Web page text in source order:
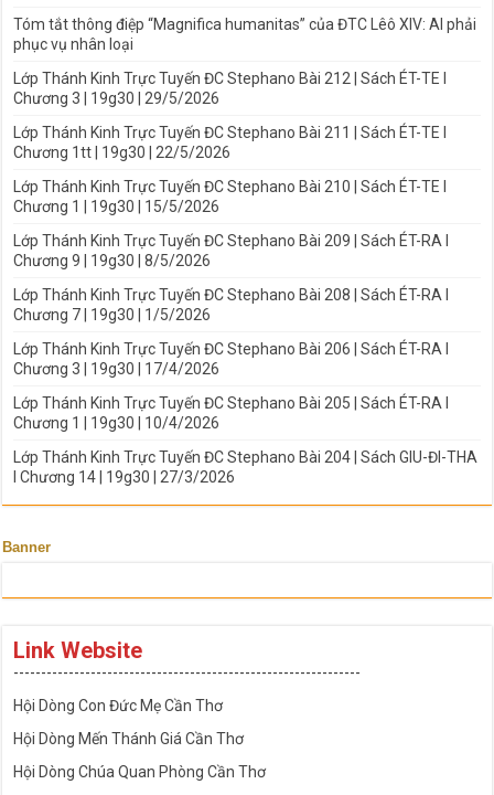
Tóm tắt thông điệp “Magnifica humanitas” của ĐTC Lêô XIV: AI phải
phục vụ nhân loại
Lớp Thánh Kinh Trực Tuyến ĐC Stephano Bài 212 | Sách ÉT-TE I
Chương 3 | 19g30 | 29/5/2026
Lớp Thánh Kinh Trực Tuyến ĐC Stephano Bài 211 | Sách ÉT-TE I
Chương 1tt | 19g30 | 22/5/2026
Lớp Thánh Kinh Trực Tuyến ĐC Stephano Bài 210 | Sách ÉT-TE I
Chương 1 | 19g30 | 15/5/2026
Lớp Thánh Kinh Trực Tuyến ĐC Stephano Bài 209 | Sách ÉT-RA I
Chương 9 | 19g30 | 8/5/2026
Lớp Thánh Kinh Trực Tuyến ĐC Stephano Bài 208 | Sách ÉT-RA I
Chương 7 | 19g30 | 1/5/2026
Lớp Thánh Kinh Trực Tuyến ĐC Stephano Bài 206 | Sách ÉT-RA I
Chương 3 | 19g30 | 17/4/2026
Lớp Thánh Kinh Trực Tuyến ĐC Stephano Bài 205 | Sách ÉT-RA I
Chương 1 | 19g30 | 10/4/2026
Lớp Thánh Kinh Trực Tuyến ĐC Stephano Bài 204 | Sách GIU-ĐI-THA
I Chương 14 | 19g30 | 27/3/2026
Banner
Link Website
---------------------------------------------------------------
Hội Dòng Con Đức Mẹ Cần Thơ
Hội Dòng Mến Thánh Giá Cần Thơ
Hội Dòng Chúa Quan Phòng Cần Thơ